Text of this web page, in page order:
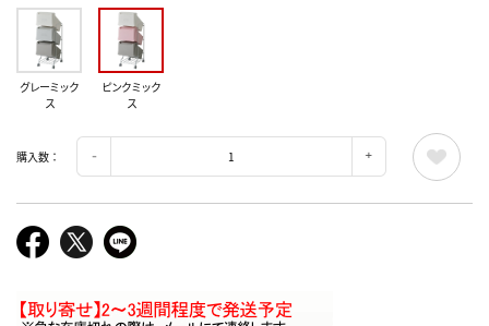
グレーミック
ス
ピンクミック
ス
購入数：